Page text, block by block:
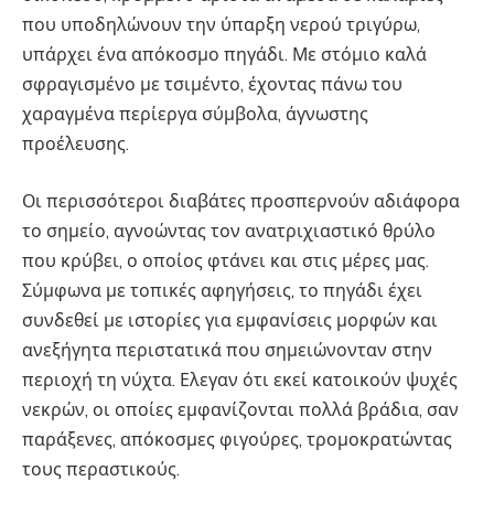
που υποδηλώνουν την ύπαρξη νερού τριγύρω,
υπάρχει ένα απόκοσμο πηγάδι. Με στόμιο καλά
σφραγισμένο με τσιμέντο, έχοντας πάνω του
χαραγμένα περίεργα σύμβολα, άγνωστης
προέλευσης.
Οι περισσότεροι διαβάτες προσπερνούν αδιάφορα
το σημείο, αγνοώντας τον ανατριχιαστικό θρύλο
που κρύβει, ο οποίος φτάνει και στις μέρες μας.
Σύμφωνα με τοπικές αφηγήσεις, το πηγάδι έχει
συνδεθεί με ιστορίες για εμφανίσεις μορφών και
ανεξήγητα περιστατικά που σημειώνονταν στην
περιοχή τη νύχτα. Ελεγαν ότι εκεί κατοικούν ψυχές
νεκρών, οι οποίες εμφανίζονται πολλά βράδια, σαν
παράξενες, απόκοσμες φιγούρες, τρομοκρατώντας
τους περαστικούς.